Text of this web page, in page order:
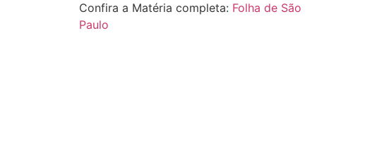
Confira a Matéria completa: Folha de São
Paulo